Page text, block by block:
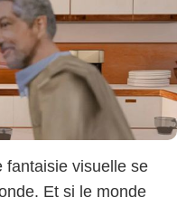
fantaisie visuelle se
Et si le monde